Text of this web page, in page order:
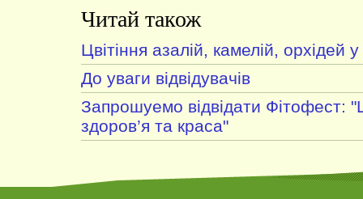
Читай також
Цвітіння азалій, камелій, орхідей
До уваги відвідувачів
Запрошуемо відвідати Фітофест:
здоров’я та краса"